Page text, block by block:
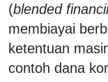
(blended
membiayai
ketentuan
contoh dana